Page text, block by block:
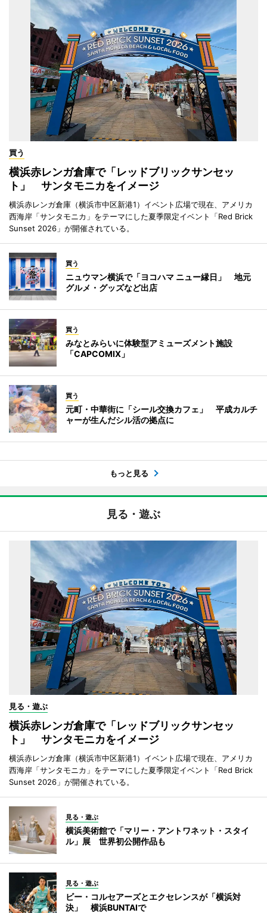
買う
横浜赤レンガ倉庫で「レッドブリックサンセッ
ト」 サンタモニカをイメージ
横浜赤レンガ倉庫（横浜市中区新港1）イベント広場で現在、アメリカ
西海岸「サンタモニカ」をテーマにした夏季限定イベント「Red Brick
Sunset 2026」が開催されている。
買う
ニュウマン横浜で「ヨコハマ ニュー縁日」 地元
グルメ・グッズなど出店
買う
みなとみらいに体験型アミューズメント施設
「CAPCOMIX」
買う
元町・中華街に「シール交換カフェ」 平成カルチ
ャーが生んだシル活の拠点に
もっと見る
見る・遊ぶ
見る・遊ぶ
横浜赤レンガ倉庫で「レッドブリックサンセッ
ト」 サンタモニカをイメージ
横浜赤レンガ倉庫（横浜市中区新港1）イベント広場で現在、アメリカ
西海岸「サンタモニカ」をテーマにした夏季限定イベント「Red Brick
Sunset 2026」が開催されている。
見る・遊ぶ
横浜美術館で「マリー・アントワネット・スタイ
ル」展 世界初公開作品も
見る・遊ぶ
ビー・コルセアーズとエクセレンスが「横浜対
決」 横浜BUNTAIで